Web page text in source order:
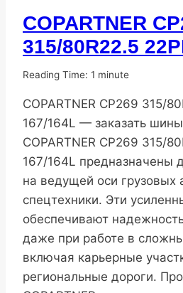
ПОПУЛЯРНЫЕ
ШИНЫ
COPARTNER
315/80R22.5
От
11.11.2025
Reading Time: 1 minute
COPARTNER CP269 315/
167/164L — заказать
COPARTNER CP269 315/
167/164L предназначены
на ведущей оси грузовых
спецтехники. Эти
обеспечивают
даже при работе в
включая карьерные
региональные дороги.